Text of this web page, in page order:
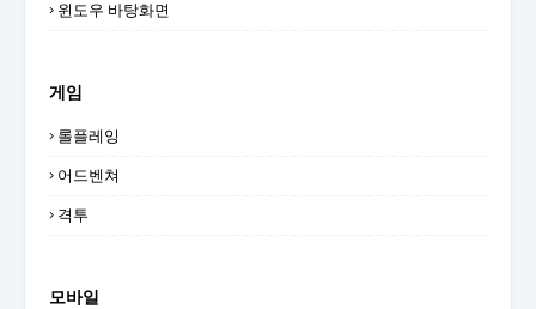
윈도우 바탕화면
게임
롤플레잉
어드벤쳐
격투
모바일